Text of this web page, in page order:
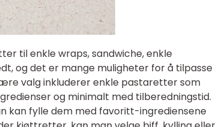
til enkle wraps, sandwiche, enkle
og det er mange muligheter for å tilpasse
valg inkluderer enkle pastaretter som
og minimalt med tilberedningstid.
kan fylle dem med favoritt-ingrediensene